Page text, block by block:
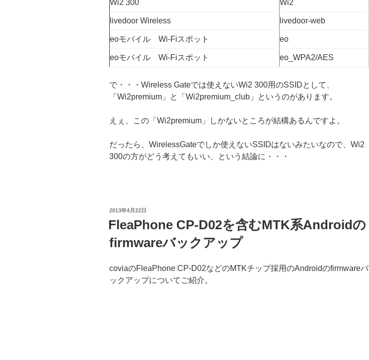
Wi2 300 Wi2
livedoor Wireless livedoor-web
eoモバイル Wi-Fiスポット eo
eoモバイル Wi-Fiスポット eo_WPA2/AES
で・・・Wireless Gateでは使えないWi2 300用のSSIDとして、
「Wi2premium」と「Wi2premium_club」というのがあります。
えぇ、この「Wi2premium」しかないところが結構あるんですよ。
だったら、WirelessGateでしか使えないSSIDはないみたいなので、Wi2
300の方がどう考えてもいい、という結論に・・・
投
日:
2013年4月22日
FleaPhone CP-D02を含むMTK系Androidの
firmwareバックアップ
coviaのFleaPhone CP-D02などのMTKチップ採用のAndroidのfirmwareバ
ックアップについてご紹介。